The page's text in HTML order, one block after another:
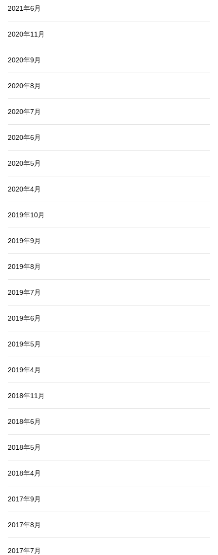
2021年6月
2020年11月
2020年9月
2020年8月
2020年7月
2020年6月
2020年5月
2020年4月
2019年10月
2019年9月
2019年8月
2019年7月
2019年6月
2019年5月
2019年4月
2018年11月
2018年6月
2018年5月
2018年4月
2017年9月
2017年8月
2017年7月